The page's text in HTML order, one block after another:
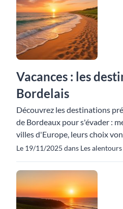
Vacances : les
Bordelais
Découvrez les destinations
de Bordeaux pour s'évader :
villes d'Europe, leurs choix
Le 19/11/2025 dans Les